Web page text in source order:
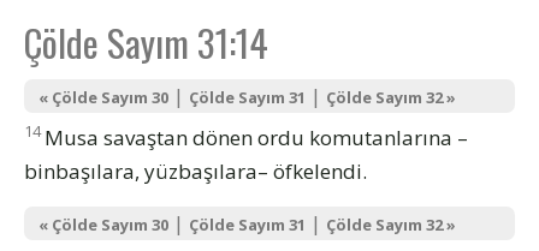
Çölde Sayım 31:14
« Çölde Sayım 30 | Çölde Sayım 31 | Çölde Sayım 32 »
14 Musa savaştan dönen ordu komutanlarına –
binbaşılara, yüzbaşılara– öfkelendi.
« Çölde Sayım 30 | Çölde Sayım 31 | Çölde Sayım 32 »